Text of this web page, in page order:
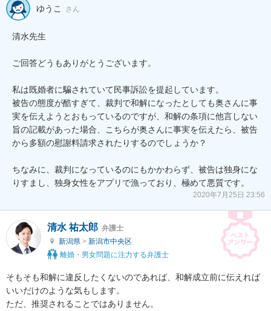
ゆうこ さん
清水先生
ご回答どうもありがとうございます。
私は既婚者に騙されていて民事訴訟を提起しています。
被告の態度が酷すぎて、裁判で和解になったとしても奥さんに事
実を伝えようとおもっているのですが、和解の条項に他言しない
旨の記載があった場合、こちらが奥さんに事実を伝えたら、被告
から多額の慰謝料請求されたりするのでしょうか？
ちなみに、裁判になっているのにもかかわらず、被告は独身にな
2020年7月25日 23:56
清水 祐太郎 弁護士
新潟県 > 新潟市中央区
離婚・男女問題に注力する弁護士
そもそも和解に違反したくないのであれば、和解成立前に伝えれば
いいだけのような気もします。
ただ、推奨されることではありません。